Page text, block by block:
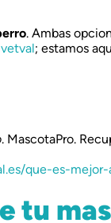
. Ambas
; estamos
. MascotaPro.
que-es-
tu